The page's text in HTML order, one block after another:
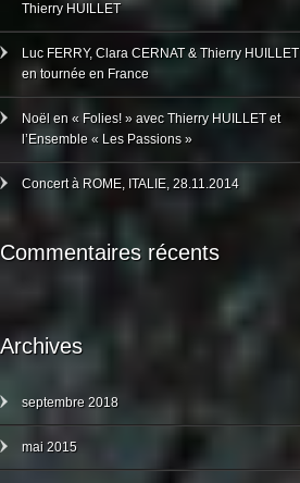
Thierry HUILLET
Luc FERRY, Clara CERNAT & Thierry HUILLET
en tournée en France
Noël en « Folies! » avec Thierry HUILLET et
l’Ensemble « Les Passions »
Concert à ROME, ITALIE, 28.11.2014
Commentaires récents
Archives
septembre 2018
mai 2015